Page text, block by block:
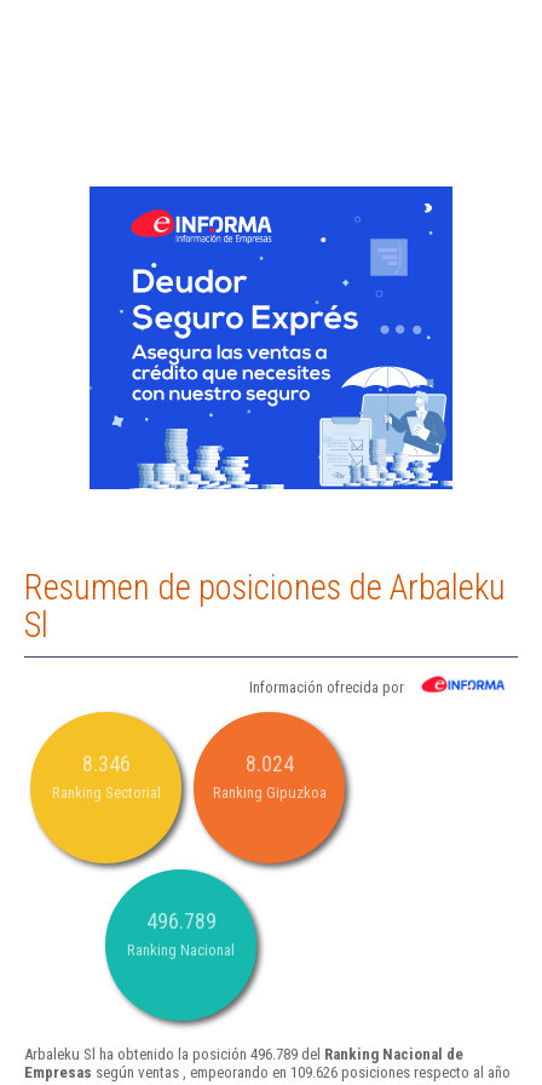
Resumen de posiciones de Arbaleku
Sl
Información ofrecida por
8.346
Ranking Sectorial
8.024
Ranking Gipuzkoa
496.789
Ranking Nacional
Arbaleku Sl ha obtenido la posición 496.789 del Ranking Nacional de
Empresas según ventas , empeorando en 109.626 posiciones respecto al año